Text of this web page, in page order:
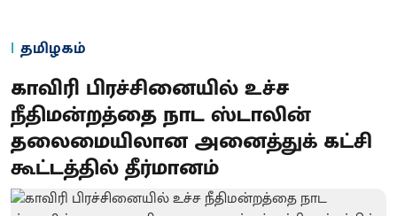
தமிழகம்
காவிரி பிரச்சினையில் உச்ச
நீதிமன்றத்தை நாட ஸ்டாலின்
தலைமையிலான அனைத்துக் கட்சி
கூட்டத்தில் தீர்மானம்